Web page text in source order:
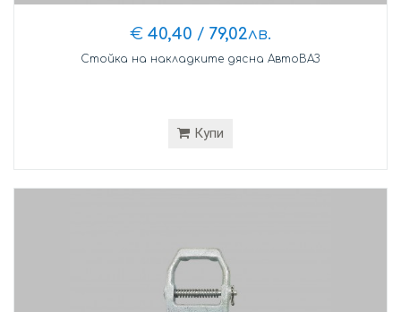
€ 40,40 / 79,02лв.
Стойка на накладките дясна АвтоВАЗ
Купи